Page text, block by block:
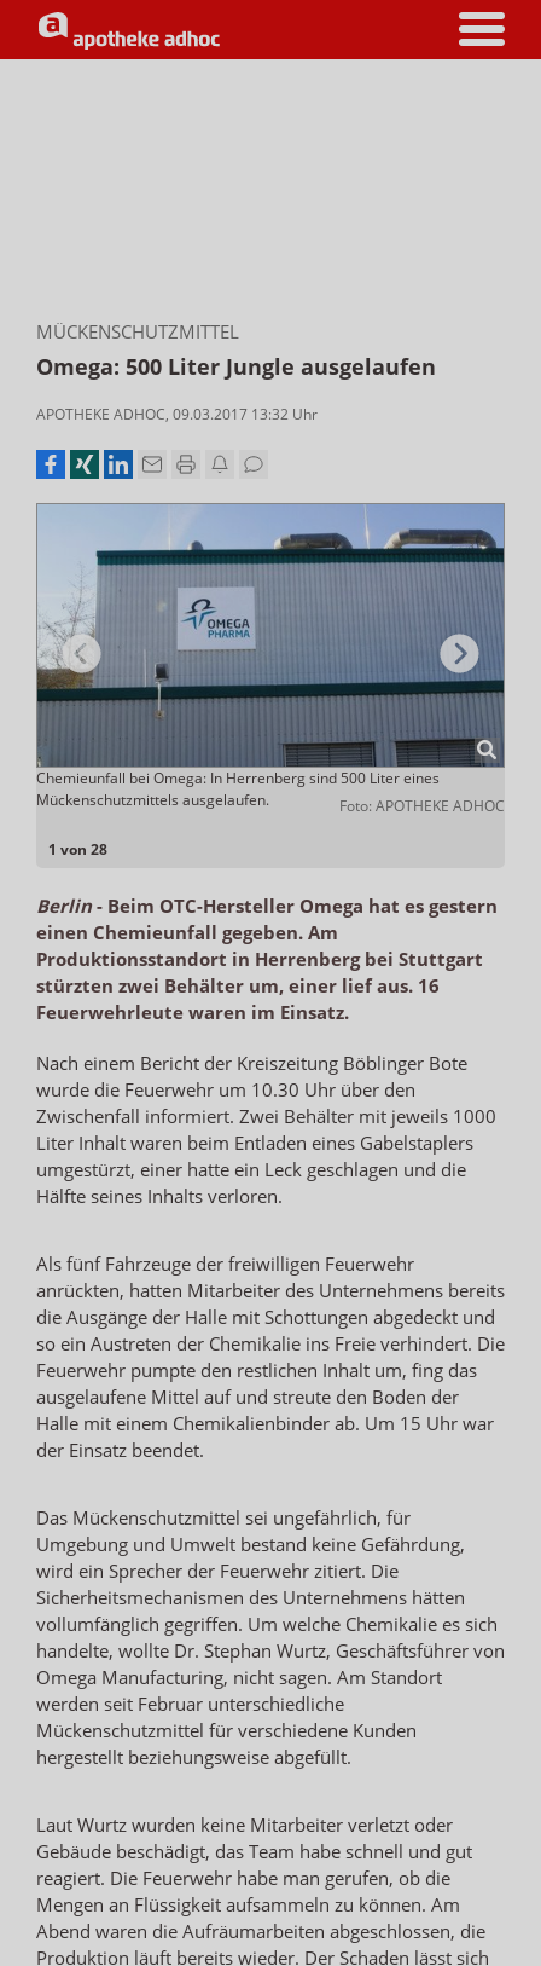
MÜCKENSCHUTZMITTEL
Omega: 500 Liter Jungle ausgelaufen
APOTHEKE ADHOC, 09.03.2017 13:32 Uhr
1 von 28
Chemieunfall bei Omega: In Herrenberg sind 500 Liter eines
Mückenschutzmittels ausgelaufen.
Foto: APOTHEKE ADHOC
Berlin- Beim OTC-Hersteller Omega hat es gestern
einen Chemieunfall gegeben. Am
Produktionsstandort in Herrenberg bei Stuttgart
stürzten zwei Behälter um, einer lief aus. 16
Feuerwehrleute waren im Einsatz.
Nach einem Bericht der Kreiszeitung Böblinger Bote
wurde die Feuerwehr um 10.30 Uhr über den
Zwischenfall informiert. Zwei Behälter mit jeweils 1000
Liter Inhalt waren beim Entladen eines Gabelstaplers
umgestürzt, einer hatte ein Leck geschlagen und die
Hälfte seines Inhalts verloren.
Als fünf Fahrzeuge der freiwilligen Feuerwehr
anrückten, hatten Mitarbeiter des Unternehmens bereits
die Ausgänge der Halle mit Schottungen abgedeckt und
so ein Austreten der Chemikalie ins Freie verhindert. Die
Feuerwehr pumpte den restlichen Inhalt um, fing das
ausgelaufene Mittel auf und streute den Boden der
Halle mit einem Chemikalienbinder ab. Um 15 Uhr war
der Einsatz beendet.
Das Mückenschutzmittel sei ungefährlich, für
Umgebung und Umwelt bestand keine Gefährdung,
wird ein Sprecher der Feuerwehr zitiert. Die
Sicherheitsmechanismen des Unternehmens hätten
vollumfänglich gegriffen. Um welche Chemikalie es sich
handelte, wollte Dr. Stephan Wurtz, Geschäftsführer von
Omega Manufacturing, nicht sagen. Am Standort
werden seit Februar unterschiedliche
Mückenschutzmittel für verschiedene Kunden
hergestellt beziehungsweise abgefüllt.
Laut Wurtz wurden keine Mitarbeiter verletzt oder
Gebäude beschädigt, das Team habe schnell und gut
reagiert. Die Feuerwehr habe man gerufen, ob die
Mengen an Flüssigkeit aufsammeln zu können. Am
Abend waren die Aufräumarbeiten abgeschlossen, die
Produktion läuft bereits wieder. Der Schaden lässt sich